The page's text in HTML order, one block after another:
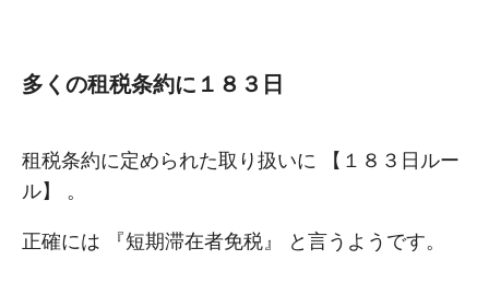
多くの租税条約に１８３⽇
租税条約に定められた取り扱いに 【１８３⽇ルー
ル】 。
正確には 『短期滞在者免税』 と⾔うようです。